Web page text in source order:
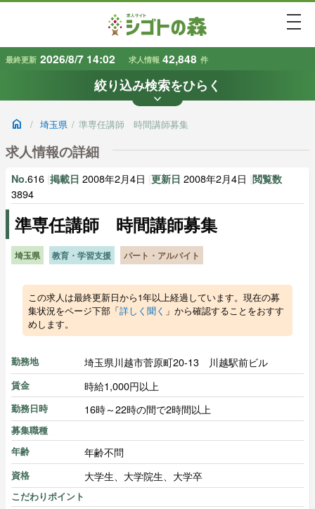
最終更新 2026/8/7 14:02 求人情報 42,848 件
絞り込み検索をひらく
keyboard_arrow_down
条件から探す
地域 業種
雇用形態 賃金
キーワード
home / 埼玉県 / 準専任講師 時間講師募集
求人情報の詳細
No.616 掲載日 2008年2月4日 更新日 2008年2月4日 閲覧数
3894
準専任講師 時間講師募集
埼玉県 教育・学習支援 パート・アルバイト
この求人は最終更新日から1年以上経過しています。現在の募
集状況をページ下部「詳しく聞く 」から確認することをおすす
めします。
勤務地 埼玉県川越市菅原町20-13 川越駅前ビル
賃金 時給1,000円以上
勤務日時 16時～22時の間で2時間以上
募集職種
年齢
年齢不問
資格 大学生、大学院生、大学卒
こだわりポイント